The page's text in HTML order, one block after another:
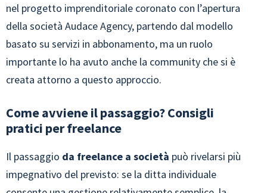
nel progetto imprenditoriale coronato con l’apertura
della società Audace Agency, partendo dal modello
basato su servizi in abbonamento, ma un ruolo
importante lo ha avuto anche la community che si è
creata attorno a questo approccio.
Come avviene il passaggio? Consigli
pratici per freelance
Il passaggio da freelance a società può rivelarsi più
impegnativo del previsto: se la ditta individuale